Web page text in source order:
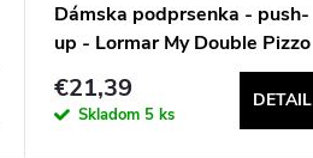
Dámska podprsenka - push-
up - Lormar My Double Pizzo
€21,39
Skladom 5 ks
DETAIL